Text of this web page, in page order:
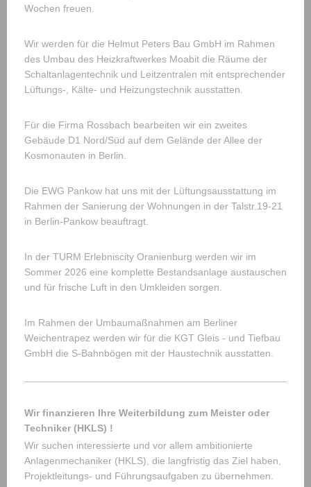
Wochen freuen.
Wir werden für die Helmut Peters Bau GmbH im Rahmen
des Umbau des Heizkraftwerkes Moabit die Räume der
Schaltanlagentechnik und Leitzentralen mit entsprechender
Lüftungs-, Kälte- und Heizungstechnik ausstatten.
Für die Firma Rossbach bearbeiten wir ein zweites
Gebäude D1 Nord/Süd auf dem Gelände der Allee der
Kosmonauten in Berlin.
Die EWG Pankow hat uns mit der Lüftungsausstattung im
Rahmen der Sanierung der Wohnungen in der Talstr.19-21
in Berlin-Pankow beauftragt.
In der TURM Erlebniscity Oranienburg werden wir im
Sommer 2026 eine komplette Bestandsanlage austauschen
und für frische Luft in den Umkleiden sorgen.
Im Rahmen der Umbaumaßnahmen am Berliner
Weichentrapez werden wir für die KGT Gleis - und Tiefbau
GmbH die S-Bahnbögen mit der Haustechnik ausstatten.
Wir finanzieren Ihre Weiterbildung zum Meister oder
Techniker (HKLS) !
Wir suchen interessierte und vor allem ambitionierte
Anlagenmechaniker (HKLS), die langfristig das Ziel haben,
Projektleitungs- und Führungsaufgaben zu übernehmen.